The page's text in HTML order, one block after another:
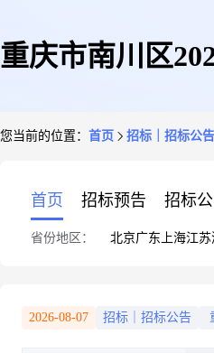
重庆市南川区
您当前的位置： 首页 招标｜招标公告
首页 招标预告 招标
省份地区： 北京广东 上海江苏
2026-08-07 招标｜招标公告